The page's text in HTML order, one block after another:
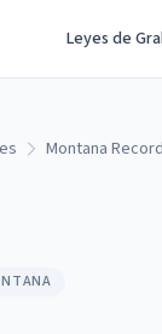
Leyes de
Montana